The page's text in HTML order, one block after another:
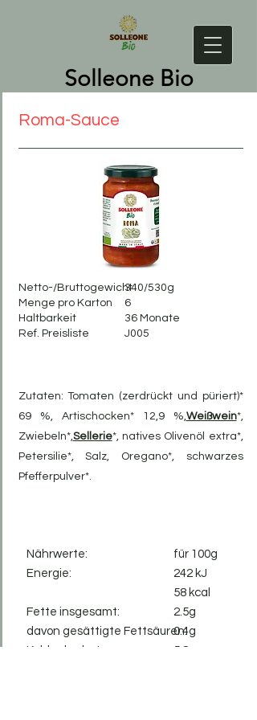
Solleone Bio
Roma-Sauce
Netto-/Bruttogewicht
Menge pro Karton
Haltbarkeit
Ref. Preisliste
340/530g
6
36 Monate
J005
Zutaten: Tomaten (zerdrückt und püriert)*
69 %, Artischocken* 12,9 %,Weißwein*,
Zwiebeln*,Sellerie*, natives Olivenöl extra*,
Petersilie*, Salz, Oregano*, schwarzes
Pfefferpulver*.
Nährwerte:
Energie:
Fette insgesamt:
davon gesättigte Fettsäuren:
Kohlenhydrate:
für 100g
242 kJ
58 kcal
2.5g
0.4g
5.8g